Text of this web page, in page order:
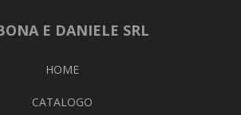
E DANIELE SRL
HOME
CATALOGO